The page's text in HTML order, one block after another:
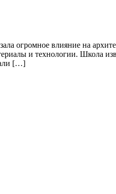
огромное влияние на
и технологии. Школа
[…]